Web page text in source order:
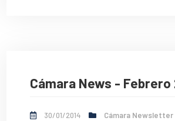
Cámara News - Febrero
30/01/2014 Cámara Newsletter